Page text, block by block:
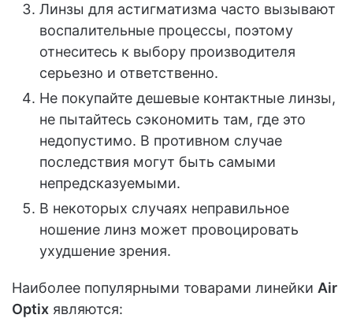
Линзы для астигматизма часто вызывают
воспалительные процессы, поэтому
отнеситесь к выбору производителя
серьезно и ответственно.
Не покупайте дешевые контактные линзы,
не пытайтесь сэкономить там, где это
недопустимо. В противном случае
последствия могут быть самыми
непредсказуемыми.
В некоторых случаях неправильное
ношение линз может провоцировать
ухудшение зрения.
Наиболее популярными товарами линейки Air
Optix являются: